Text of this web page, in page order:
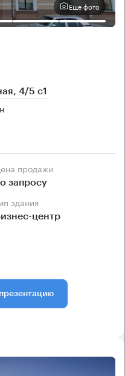
Еще фото
4/5 с1
Цена продажи
запросу
здания
центр